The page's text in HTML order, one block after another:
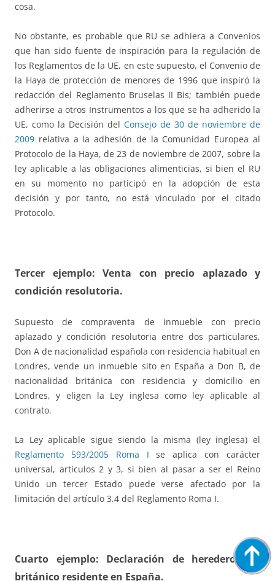
cosa.
No obstante, es probable que RU se adhiera a Convenios
que han sido fuente de inspiración para la regulación de
los Reglamentos de la UE, en este supuesto, el Convenio de
la Haya de protección de menores de 1996 que inspiró la
redacción del Reglamento Bruselas II Bis; también puede
adherirse a otros Instrumentos a los que se ha adherido la
UE, como la Decisión del Consejo de 30 de noviembre de
2009 relativa a la adhesión de la Comunidad Europea al
Protocolo de la Haya, de 23 de noviembre de 2007, sobre la
ley aplicable a las obligaciones alimenticias, si bien el RU
en su momento no participó en la adopción de esta
decisión y por tanto, no está vinculado por el citado
Protocolo.
Tercer ejemplo: Venta con precio aplazado y
condición resolutoria.
Supuesto de compraventa de inmueble con precio
aplazado y condición resolutoria entre dos particulares,
Don A de nacionalidad española con residencia habitual en
Londres, vende un inmueble sito en España a Don B, de
nacionalidad británica con residencia y domicilio en
Londres, y eligen la Ley inglesa como ley aplicable al
contrato.
La Ley aplicable sigue siendo la misma (ley inglesa) el
Reglamento 593/2005 Roma I se aplica con carácter
universal, artículos 2 y 3, si bien al pasar a ser el Reino
Unido un tercer Estado puede verse afectado por la
limitación del artículo 3.4 del Reglamento Roma I.
Cuarto ejemplo: Declaración de herederos de
británico residente en España.